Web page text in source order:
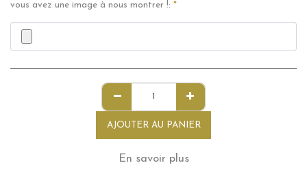
vous avez une image à nous montrer !: *
AJOUTER AU PANIER
En savoir plus